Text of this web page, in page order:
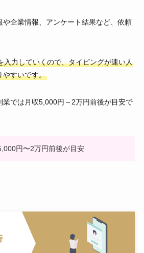
や企業情報、アンケート結果など、依頼
入力していくので、タイピングが速い人
やすいです。
業では月収5,000円～2万円前後が目安で
円〜2万円前後が目安